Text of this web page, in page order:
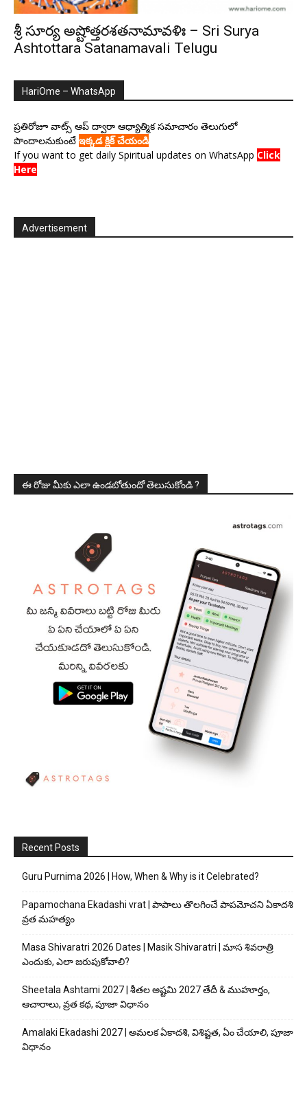
శ్రీ సూర్య అష్టోత్తరశతనామావళిః – Sri Surya
Ashtottara Satanamavali Telugu
HariOme – WhatsApp
ప్రతిరోజూ వాట్స్ ఆప్ ద్వారా ఆధ్యాత్మిక సమాచారం తెలుగులో
పొందాలనుకుంటే ఇక్కడ క్లిక్ చేయండి
If you want to get daily Spiritual updates on WhatsApp Click
Here
Advertisement
ఈ రోజు మీకు ఎలా ఉండబోతుందో తెలుసుకోండి ?
Recent Posts
Guru Purnima 2026 | How, When & Why is it Celebrated?
Papamochana Ekadashi vrat | పాపాలు తొలగించే పాపమోచని ఏకాదశి
వ్రత మహత్యం
Masa Shivaratri 2026 Dates | Masik Shivaratri | మాస శివరాత్రి
ఎందుకు, ఎలా జరుపుకోవాలి?
Sheetala Ashtami 2027 | శీతల అష్టమి 2027 తేదీ & ముహూర్తం,
ఆచారాలు, వ్రత కథ, పూజా విధానం
Amalaki Ekadashi 2027 | అమలక ఏకాదశి, విశిష్టత, ఏం చేయాలి, పూజా
విధానం